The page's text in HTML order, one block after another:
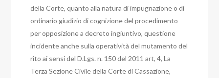
della Corte, quanto alla natura di impugnazione o di
ordinario giudizio di cognizione del procedimento
per opposizione a decreto ingiuntivo, questione
incidente anche sulla operatività del mutamento del
rito ai sensi del D.Lgs. n. 150 del 2011 art, 4, La
Terza Sezione Civile della Corte di Cassazione,